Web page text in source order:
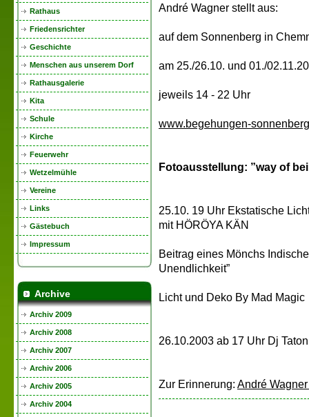
Rathaus
Friedensrichter
Geschichte
Menschen aus unserem Dorf
Rathausgalerie
Kita
Schule
Kirche
Feuerwehr
Wetzelmühle
Vereine
Links
Gästebuch
Impressum
Archive
Archiv 2009
Archiv 2008
Archiv 2007
Archiv 2006
Archiv 2005
Archiv 2004
André Wagner stellt aus:
auf dem Sonnenberg in
am 25./26.10. und 01./
jeweils 14 - 22 Uhr
www.begehungen-
Fotoausstellung: ”way of
25.10. 19 Uhr Ekstatische
mit HÖRÖYA KÄN
Beitrag eines Mönchs
Unendlichkeit”
Licht und Deko By Mad Magic
26.10.2003 ab 17 Uhr Dj
Zur Erinnerung: André